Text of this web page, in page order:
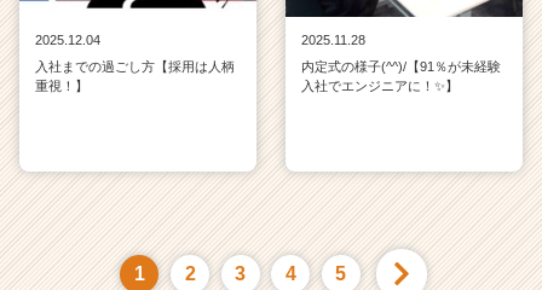
2025.12.04
入社までの過ごし方【採用は人柄
重視！】
2025.11.28
内定式の様子(^^)/【91％が未経験
入社でエンジニアに！✨】
1 2 3 4 5